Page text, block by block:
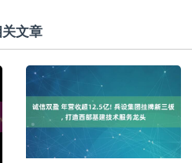
文章